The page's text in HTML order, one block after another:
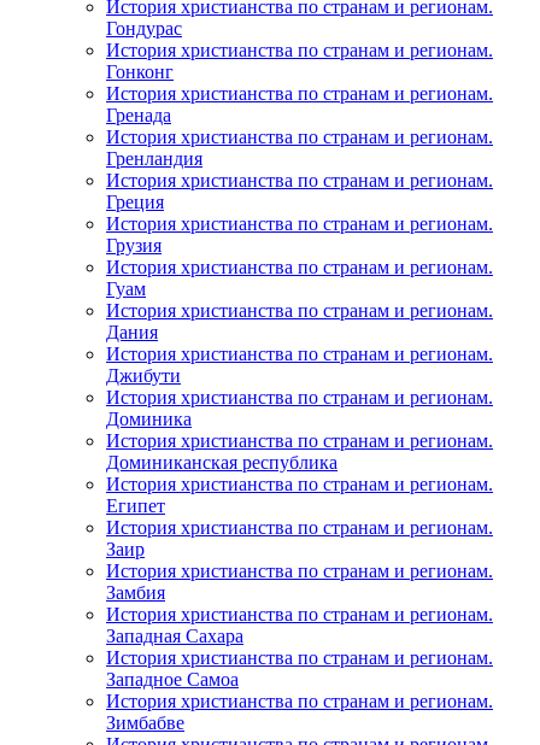
История христианства по странам и регионам.
Гондурас
История христианства по странам и регионам.
Гонконг
История христианства по странам и регионам.
Гренада
История христианства по странам и регионам.
Гренландия
История христианства по странам и регионам.
Греция
История христианства по странам и регионам.
Грузия
История христианства по странам и регионам.
Гуам
История христианства по странам и регионам.
Дания
История христианства по странам и регионам.
Джибути
История христианства по странам и регионам.
Доминика
История христианства по странам и регионам.
Доминиканская республика
История христианства по странам и регионам.
Египет
История христианства по странам и регионам.
Заир
История христианства по странам и регионам.
Замбия
История христианства по странам и регионам.
Западная Сахара
История христианства по странам и регионам.
Западное Самоа
История христианства по странам и регионам.
Зимбабве